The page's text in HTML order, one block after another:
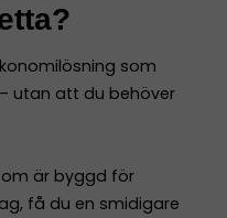
som
utan att du behöver
är byggd för
få du en smidigare